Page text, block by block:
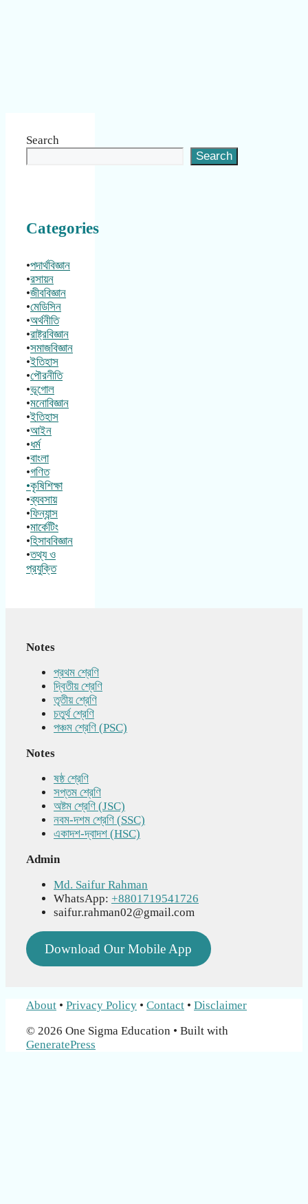
Search
Search
Categories
•পদার্থবিজ্ঞান
•রসায়ন
•জীববিজ্ঞান
•মেডিসিন
•অর্থনীতি
•রাষ্ট্রবিজ্ঞান
•সমাজবিজ্ঞান
•ইতিহাস
•পৌরনীতি
•ভূগোল
•মনোবিজ্ঞান
•ইতিহাস
•আইন
•ধর্ম
•বাংলা
•গণিত
•কৃষিশিক্ষা
•ব্যবসায়
•ফিন্যান্স
•মার্কেটিং
•হিসাববিজ্ঞান
•তথ্য ও
প্রযুক্তি
Notes
প্রথম শ্রেণি
দ্বিতীয় শ্রেণি
তৃতীয় শ্রেণি
চতুর্থ শ্রেণি
পঞ্চম শ্রেণি (PSC)
Notes
ষষ্ঠ শ্রেণি
সপ্তম শ্রেণি
অষ্টম শ্রেণি (JSC)
নবম-দশম শ্রেণি (SSC)
একাদশ-দ্বাদশ (HSC)
Admin
Md. Saifur Rahman
WhatsApp: +8801719541726
saifur.rahman02@gmail.com
Download Our Mobile App
About • Privacy Policy • Contact • Disclaimer
© 2026 One Sigma Education • Built with
GeneratePress